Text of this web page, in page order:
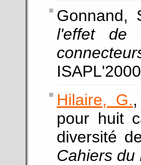
Gonnand,
l'effet de
Hilaire, G.
pour huit
diversité
Cahiers du